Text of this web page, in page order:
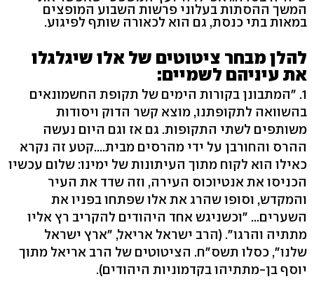
המשך ההסתות בעלוני פרשות השבוע המופצים
במאות בתי כנסת, גם הוא לכאורה שותף לפיגוע.
להלן מבחר ציטוטים של אלו שיגלגלו
את עיניהם לשמיים:
1. "המתבונן בקורות הימים של תקופת החשמונאים
בהשוואה לתקופתנו, מוצא קשר הדוק ויסודות
משותפים לשתי התקופות. גם אז וגם היום נעשה
ההרס והחורבן על ידי מהרסים מבית....קטע זה נקרא
כאילו הוא לקוח מתוך העיתונות של ימינו: שלום עכשיו
הכניסו את אנטיוכוס העירה, וזה שדד את העיר
והמקדש, וסופו שהרג את אלו שפתחו בפניו את
השערים... "וכשניגש אחד היהודים להקריב רץ אליו
מתתיה והרגו". (הרב ישראל אריאל, "ארץ ישראל
שלנו", כסלו תשס"ח. הציטוטים של הרב אריאל מתוך
יוסף בן-מתתיהו בקדמוניות היהודים).